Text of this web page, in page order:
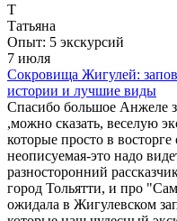
Т
Татьяна
Опыт: 5 экскурсий
7 июля
Сокровища Жигулей:
истории и лучшие виды
Спасибо большое Анжеле
,можно сказать, веселую
которые просто в
неописуемая-это надо
разносторонний
город Тольятти, и про
ожидала в Жигулевском